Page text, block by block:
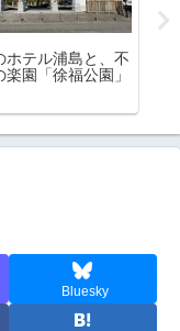
ホテル浦島と、不
園「徐福公園」
Bluesky